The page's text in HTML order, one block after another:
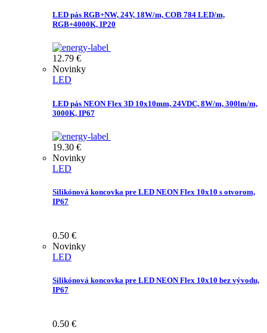
LED pás RGB+NW, 24V, 18W/m, COB 784 LED/m,
RGB+4000K, IP20
12.79 €
Novinky
LED
LED pás NEON Flex 3D 10x10mm, 24VDC, 8W/m, 300lm/m,
3000K, IP67
19.30 €
Novinky
LED
Silikónová koncovka pre LED NEON Flex 10x10 s otvorom,
IP67
0.50 €
Novinky
LED
Silikónová koncovka pre LED NEON Flex 10x10 bez vývodu,
IP67
0.50 €